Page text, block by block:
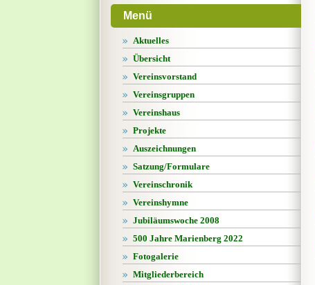
Menü
Aktuelles
Übersicht
Vereinsvorstand
Vereinsgruppen
Vereinshaus
Projekte
Auszeichnungen
Satzung/Formulare
Vereinschronik
Vereinshymne
Jubiläumswoche 2008
500 Jahre Marienberg 2022
Fotogalerie
Mitgliederbereich